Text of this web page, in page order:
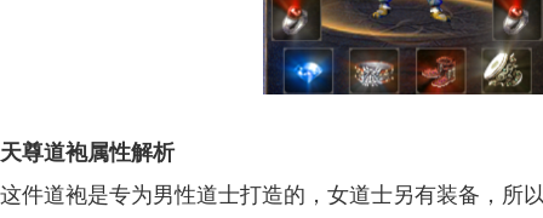
天尊道袍属性解析
这件道袍是专为男性道士打造的，女道士另有装备，所